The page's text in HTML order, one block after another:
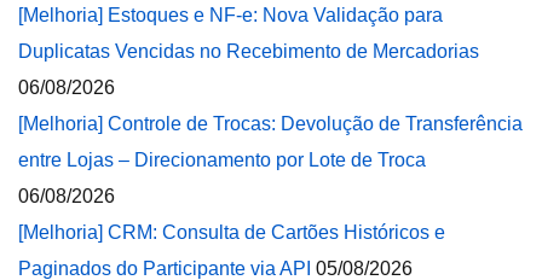
[Melhoria] Estoques e NF-e: Nova Validação para
Duplicatas Vencidas no Recebimento de Mercadorias
06/08/2026
[Melhoria] Controle de Trocas: Devolução de Transferência
entre Lojas – Direcionamento por Lote de Troca
06/08/2026
[Melhoria] CRM: Consulta de Cartões Históricos e
Paginados do Participante via API 05/08/2026